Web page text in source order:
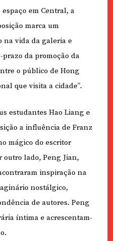
em Central, a
marca um
na vida da galeria e
da promoção da
o público de Hong
que visita a cidade”.
estudantes Hao Liang e
a influência de Franz
mágico do escritor
outro lado, Peng Jian,
inspiração na
nostálgico,
de autores. Peng
íntima e acrescentam-